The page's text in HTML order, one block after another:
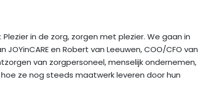
Plezier in de zorg, zorgen met plezier. We gaan in
en Robert van Leeuwen, COO/CFO van
van zorgpersoneel, menselijk ondernemen,
ze nog steeds maatwerk leveren door hun